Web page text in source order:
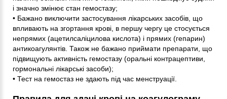
і значно змінює стан гемостазу;
• Бажано виключити застосування лікарських засобів, що
впливають на згортання крові, в першу чергу це стосується
непрямих (ацетилсаліцилова кислота) і прямих (гепарин)
антикоагулянтів. Також не бажано приймати препарати, що
підвищують активність гемостазу (оральні контрацептиви,
гормональні лікарські засоби);
• Тест на гемостаз не здають під час менструації.